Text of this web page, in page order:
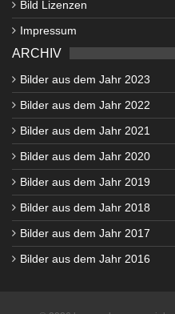
Bild Lizenzen
Impressum
ARCHIV
Bilder aus dem Jahr 2023
Bilder aus dem Jahr 2022
Bilder aus dem Jahr 2021
Bilder aus dem Jahr 2020
Bilder aus dem Jahr 2019
Bilder aus dem Jahr 2018
Bilder aus dem Jahr 2017
Bilder aus dem Jahr 2016